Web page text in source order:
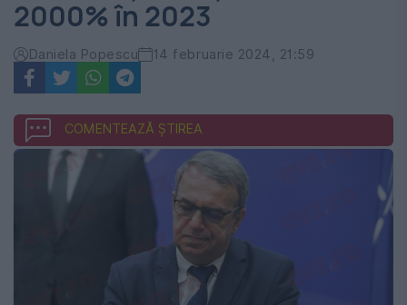
Zilei
2000% în 2023
Daniela Popescu 14 februarie 2024, 21:59
COMENTEAZĂ ȘTIREA